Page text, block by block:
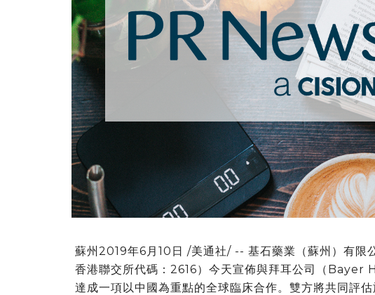
蘇州2019年6月10日 /美通社/ -- 基石藥業（蘇州）有限
香港聯交所代碼：2616）今天宣佈與拜耳公司（Bayer
達成一項以中國為重點的全球臨床合作。雙方將共同評